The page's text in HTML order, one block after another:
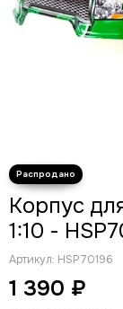
Корпус
1:10 -
Артикул: HSP70196
1 390 ₽